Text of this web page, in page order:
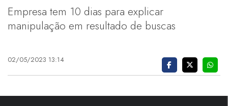
Empresa tem 10 dias para explicar
manipulação em resultado de buscas
02/05/2023 13:14